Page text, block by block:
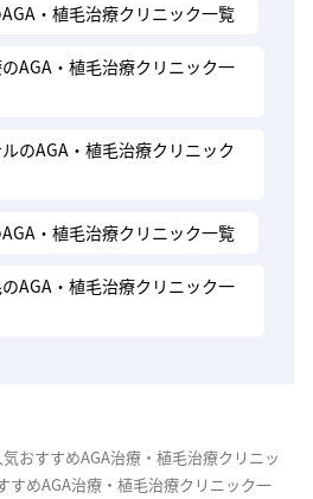
・植毛治療クリニック一覧
AGA・植毛治療クリニック一
のAGA・植毛治療クリニック
・植毛治療クリニック一覧
AGA・植毛治療クリニック一
おすすめAGA治療・植毛治療クリニッ
すめAGA治療・植毛治療クリニック一